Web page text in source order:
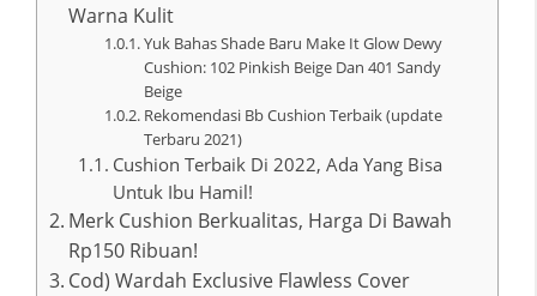
Warna Kulit
Yuk Bahas Shade Baru Make It Glow Dewy
Cushion: 102 Pinkish Beige Dan 401 Sandy
Beige
Rekomendasi Bb Cushion Terbaik (update
Terbaru 2021)
Cushion Terbaik Di 2022, Ada Yang Bisa
Untuk Ibu Hamil!
Merk Cushion Berkualitas, Harga Di Bawah
Rp150 Ribuan!
Cod) Wardah Exclusive Flawless Cover